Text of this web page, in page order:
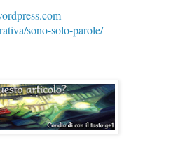
sono-solo-parole/